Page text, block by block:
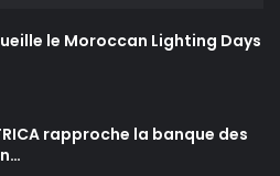
le Moroccan Lighting Days
rapproche la banque des